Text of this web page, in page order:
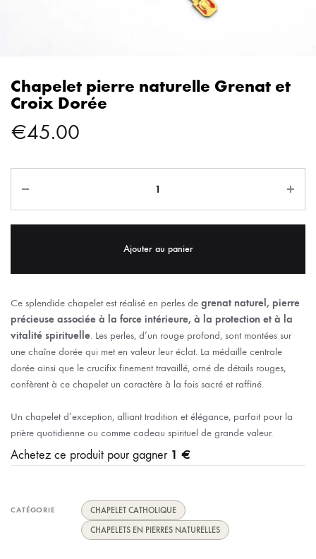
Chapelet pierre naturelle Grenat et
Croix Dorée
€45.00
Ajouter au panier
Ce splendide chapelet est réalisé en perles de grenat naturel, pierre
précieuse associée à la force intérieure, à la protection et à la
vitalité spirituelle. Les perles, d’un rouge profond, sont montées sur
une chaîne dorée qui met en valeur leur éclat. La médaille centrale
dorée ainsi que le crucifix finement travaillé, orné de détails rouges,
confèrent à ce chapelet un caractère à la fois sacré et raffiné.
Un chapelet d’exception, alliant tradition et élégance, parfait pour la
prière quotidienne ou comme cadeau spirituel de grande valeur.
Achetez ce produit pour gagner 1 €
CATÉGORIE
CHAPELET CATHOLIQUE
CHAPELETS EN PIERRES NATURELLES